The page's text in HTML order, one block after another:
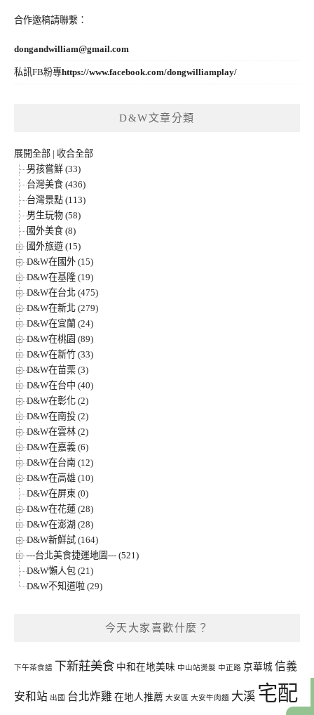
合作邀稿請聯繫：
dongandwilliam@gmail.com
私訊FB粉專https://www.facebook.com/dongwilliamplay/
D&W文章分類
展開全部 | 收合全部
男孩嘗鮮 (33)
台灣美食 (436)
台灣景點 (113)
男生玩物 (58)
國外美食 (8)
國外旅遊 (15)
D&W在國外 (15)
D&W在基隆 (19)
D&W在台北 (475)
D&W在新北 (279)
D&W在宜蘭 (24)
D&W在桃園 (89)
D&W在新竹 (33)
D&W在苗栗 (3)
D&W在台中 (40)
D&W在彰化 (2)
D&W在南投 (2)
D&W在雲林 (2)
D&W在嘉義 (6)
D&W在台南 (12)
D&W在高雄 (10)
D&W在屏東 (0)
D&W在花蓮 (28)
D&W在澎湖 (28)
D&W新鮮試 (164)
---台北美食捷運地圖--- (521)
D&W懶人包 (21)
D&W不知道啦 (29)
今天大家喜歡什麼？
下午茶食譜 下新莊美食 中和在地美味 中山站燙髮 中正路 京華城 信義
安和站 出國 台北炸雞 在地人推薦 大安區 大安牛肉麵 大溪 宅配